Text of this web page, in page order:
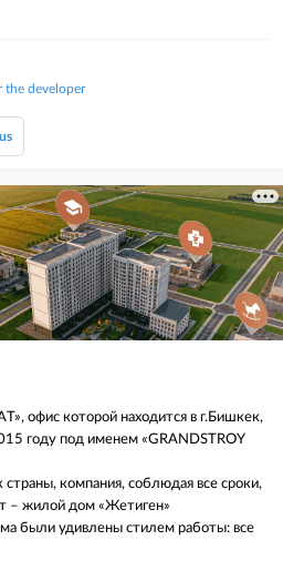
the developer
офис которой находится в г.Бишкек,
году под именем «GRANDSTROY
компания, соблюдая все сроки,
– жилой дом «Жетиген»
были удивлены стилем работы: все
доме.